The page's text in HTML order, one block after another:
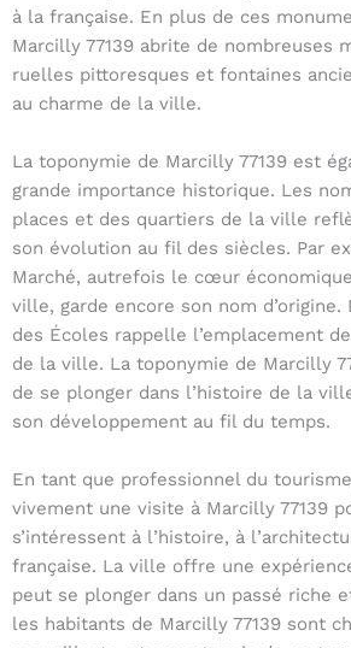
à la française. En plus de ces
Marcilly 77139 abrite de nombreuses
ruelles pittoresques et fontaines
au charme de la ville.
La toponymie de Marcilly 77139 est
grande importance historique. Les
places et des quartiers de la ville
son évolution au fil des siècles. Par
Marché, autrefois le cœur
ville, garde encore son nom d’origine.
des Écoles rappelle l’emplacement
de la ville. La toponymie de Marcilly
de se plonger dans l’histoire de la
son développement au fil du temps.
En tant que professionnel du
vivement une visite à Marcilly 77139
s’intéressent à l’histoire, à
française. La ville offre une
peut se plonger dans un passé riche
les habitants de Marcilly 77139 sont